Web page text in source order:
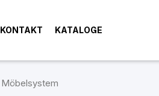
KONTAKT KATALOGE
Möbelsystem